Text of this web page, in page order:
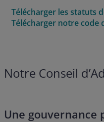
Télécharger les statuts
Télécharger notre code
Notre Conseil
Une gouvernance